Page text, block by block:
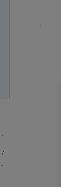
1
7
1